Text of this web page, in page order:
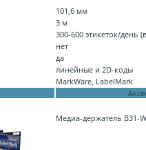
101,6 мм
3 м
300-600 этикеток/день
нет
да
линейные и 2D-коды
MarkWare, LabelMark
Медиа-держатель B31-